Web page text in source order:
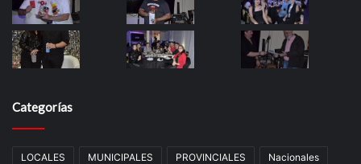
Categorías
LOCALES MUNICIPALES PROVINCIALES Nacionales